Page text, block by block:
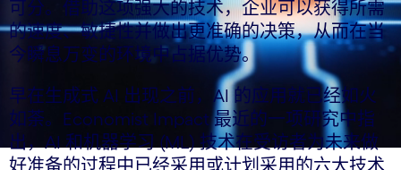
可分。借助这项强大的技术，企业可以获得所需
的速度、敏捷性并做出更准确的决策，从而在当
今瞬息万变的环境中占据优势。
早在生成式 AI 出现之前，AI 的应用就已经如火
如荼。Economist Impact 最近的一项研究中指
出，AI 和机器学习 (ML) 技术在受访者为未来做
好准备的过程中已经采用或计划采用的六大技术